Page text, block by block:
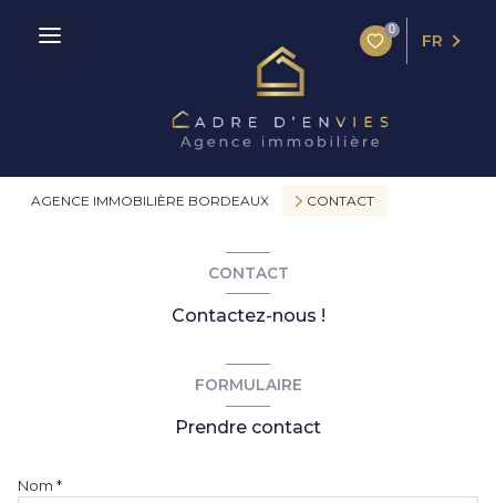
0
FR
AGENCE IMMOBILIÈRE BORDEAUX CONTACT
CONTACT
Contactez-nous !
FORMULAIRE
Prendre contact
Nom *